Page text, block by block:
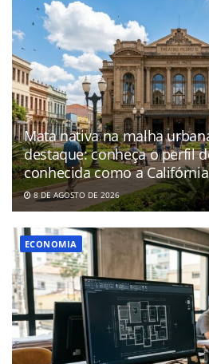
Mata nativa na malha
destaque: conheça o perfil
conhecida como a
8 DE AGOSTO DE 2026
ECONOMIA